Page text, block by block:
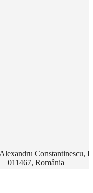
Constantinescu,
011467, România